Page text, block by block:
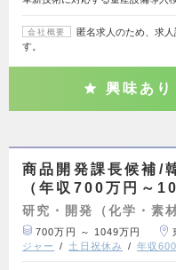
会社概要
匿名求人のため、求
す。
興味あり
商品開発課長候補/
（年収700万円～
研究・開発（化学・素
700万円 ～ 1049万円
ジャー
土日祝休み 年収